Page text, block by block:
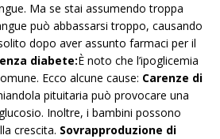
Ma se stai assumendo troppa
può abbassarsi troppo, causando
dopo aver assunto farmaci per il
diabete:È noto che l’ipoglicemia
Ecco alcune cause: Carenze di
pituitaria può provocare una
Inoltre, i bambini possono
crescita. Sovrapproduzione di